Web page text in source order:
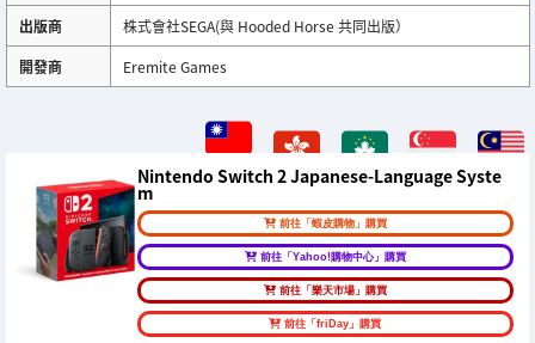
出版商
株式會社SEGA(與 Hooded Horse 共同出版）
開發商
Eremite Games
Nintendo Switch 2 Japanese-Language Syste
m
前往「蝦皮購物」購買
前往「Yahoo!購物中心」購買
前往「樂天市場」購買
前往「friDay」購買